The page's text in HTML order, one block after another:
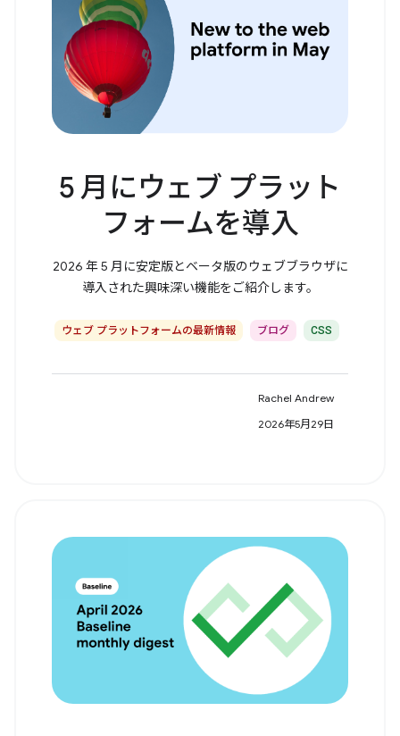
5 月にウェブ プラット
フォームを導入
2026 年 5 月に安定版とベータ版のウェブブラウザに
導入された興味深い機能をご紹介します。
ウェブ プラットフォームの最新情報 ブログ CSS
Rachel Andrew
2026年5月29日